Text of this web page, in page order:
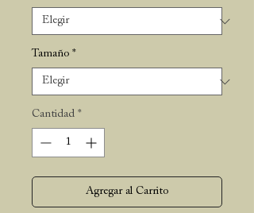
Tamaño *
Cantidad *
Agregar al Carrito